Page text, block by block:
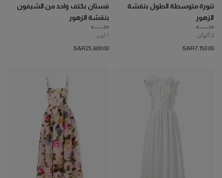
تنورة متوسطة الطول بنقشة
الزهور
<!---->
2 ألوان
SAR‌7,150.00
فستان بكتف واحد من الشيفون
بنقشة الزهور
<!---->
1 لون
SAR‌25,600.00